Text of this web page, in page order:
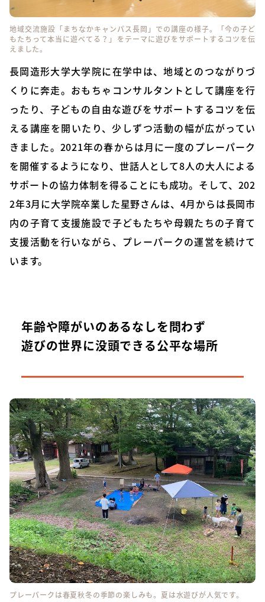
地域交流施設「まちなかキャンパス長岡」での講座の様子。「今の子ど
もたちって本当に遊べてる？」をテーマに遊びをサポートするコツを伝
えました。
長岡造形大学大学院に在学中は、地域とのつながりづ
くりに奔走。おもちゃコンサルタントとして講座を行
ったり、子どもの自由な遊びをサポートするコツを伝
える講座を開いたり、少しずつ活動の幅が広がってい
きました。2021年の春からは月に一度のプレーパーク
を開催するようになり、世話人として8人の大人による
サポートの協力体制を得ることにも成功。そして、202
2年3月に大学院卒業した星野さんは、4月からは長岡市
内の子育て支援施設で子どもたちや母親たちの子育て
支援活動を行いながら、プレーパークの運営を続けて
います。
年齢や障がいのあるなしを問わず
遊びの世界に没頭できる公平な場所
プレーパークは春夏秋冬の季節の楽しみも。夏は水遊びが人気です。